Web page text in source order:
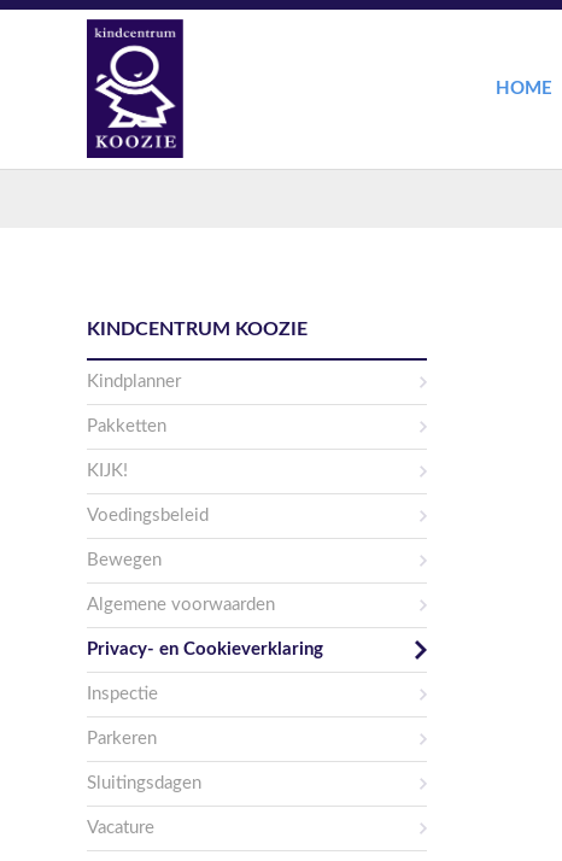
HOME
KINDCENTRUM KOOZIE
Kindplanner
Pakketten
KIJK!
Voedingsbeleid
Bewegen
Algemene voorwaarden
Privacy- en Cookieverklaring
Inspectie
Parkeren
Sluitingsdagen
Vacature